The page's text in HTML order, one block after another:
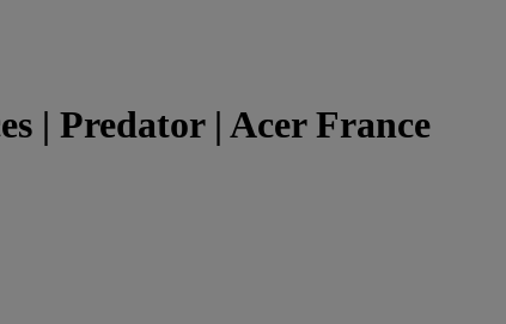
| Predator | Acer France